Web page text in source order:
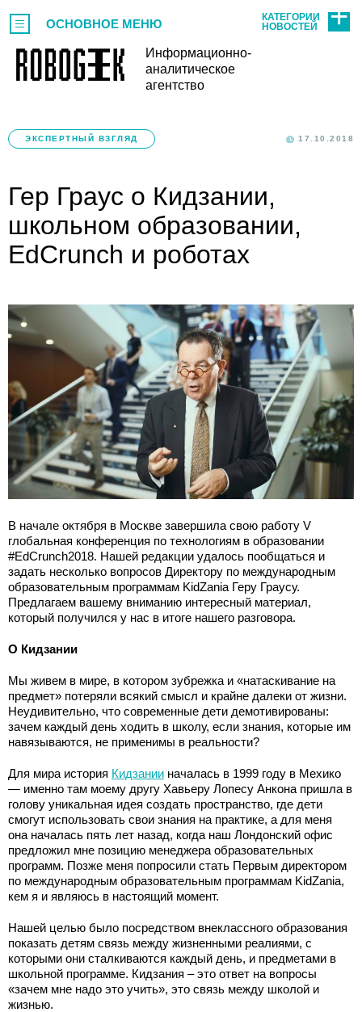
Информационно-
аналитическое
агентство
ОСНОВНОЕ МЕНЮ
КАТЕГОРИИ
НОВОСТЕЙ
ЭКСПЕРТНЫЙ ВЗГЛЯД 17.10.2018
Гер Граус о Кидзании,
школьном образовании,
EdCrunch и роботах
В начале октября в Москве завершила свою работу V
глобальная конференция по технологиям в образовании
#EdCrunch2018. Нашей редакции удалось пообщаться и
задать несколько вопросов Директору по международным
образовательным программам KidZania Геру Граусу.
Предлагаем вашему вниманию интересный материал,
который получился у нас в итоге нашего разговора.
О Кидзании
Мы живем в мире, в котором зубрежка и «натаскивание на
предмет» потеряли всякий смысл и крайне далеки от жизни.
Неудивительно, что современные дети демотивированы:
зачем каждый день ходить в школу, если знания, которые им
навязываются, не применимы в реальности?
Для мира история Кидзании началась в 1999 году в Мехико
— именно там моему другу Хавьеру Лопесу Анкона пришла в
голову уникальная идея создать пространство, где дети
смогут использовать свои знания на практике, а для меня
она началась пять лет назад, когда наш Лондонский офис
предложил мне позицию менеджера образовательных
программ. Позже меня попросили стать Первым директором
по международным образовательным программам KidZania,
кем я и являюсь в настоящий момент.
Нашей целью было посредством внеклассного образования
показать детям связь между жизненными реалиями, с
которыми они сталкиваются каждый день, и предметами в
школьной программе. Кидзания – это ответ на вопросы
«зачем мне надо это учить», это связь между школой и
жизнью.